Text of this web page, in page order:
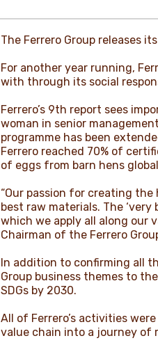
The Ferrero Group releases
For another year running,
with through its social
Ferrero’s 9th report sees
woman in senior
programme has been
Ferrero reached 70% of
of eggs from barn hens
“Our passion for creating
best raw materials. The
which we apply all along our
Chairman of the Ferrero
In addition to confirming all
Group business themes to
SDGs by 2030.
All of Ferrero’s activities
value chain into a journey of